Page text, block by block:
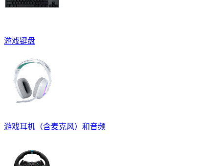
游戏键盘
游戏耳机（含麦克风）和音频